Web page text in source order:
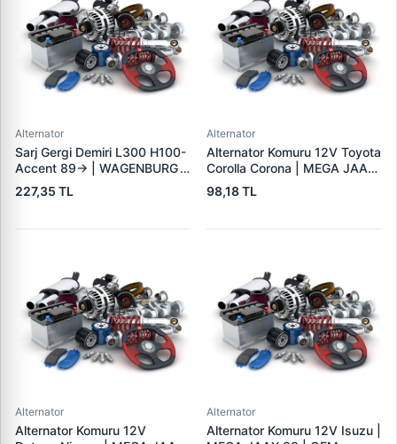
Alternator
Sarj Gergi Demiri L300 H100-
Accent 89-> | WAGENBURG
10234112 | OEM MD315409
37461-42000
227,35 TL
Alternator
Alternator Komuru 12V Toyota
Corolla Corona | MEGA JAAX
35 | OEM JAAX35
98,18 TL
Alternator
Alternator Komuru 12V
Alternator
Alternator Komuru 12V Isuzu |